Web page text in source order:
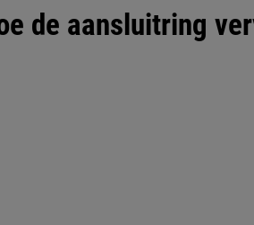
de aansluitring